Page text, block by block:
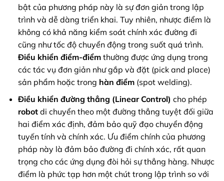
bật của phương pháp này là sự đơn giản trong lập
trình và dễ dàng triển khai. Tuy nhiên, nhược điểm là
không có khả năng kiểm soát chính xác đường đi
cũng như tốc độ chuyển động trong suốt quá trình.
Điều khiển điểm-điểmthường được ứng dụng trong
các tác vụ đơn giản như gắp và đặt (pick and place)
sản phẩm hoặc trong hàn điểm(spot welding).
Điều khiển đường thẳng (Linear Control) cho phép
robotdi chuyển theo một đường thẳng tuyệt đối giữa
hai điểm xác định, đảm bảo quỹ đạo chuyển động
tuyến tính và chính xác. Ưu điểm chính của phương
pháp này là đảm bảo đường đi chính xác, rất quan
trọng cho các ứng dụng đòi hỏi sự thẳng hàng. Nhược
điểm là phức tạp hơn một chút trong lập trình so với